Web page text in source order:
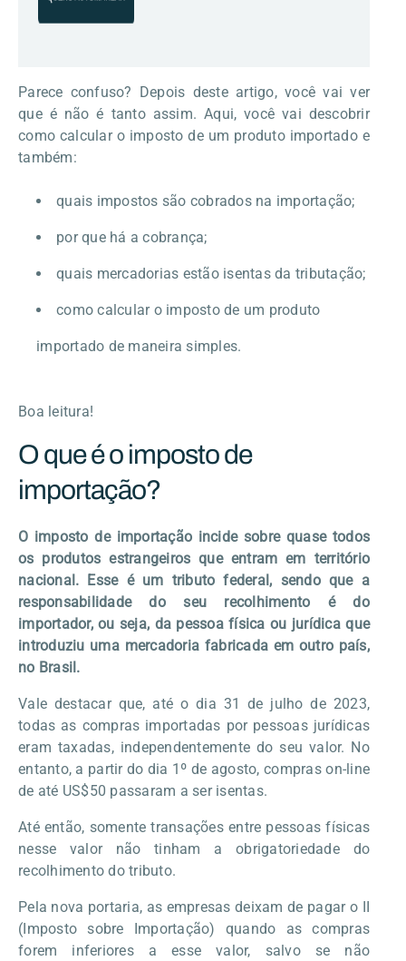
Parece confuso? Depois deste artigo, você vai ver
que é não é tanto assim. Aqui, você vai descobrir
como calcular o imposto de um produto importado e
também:
quais impostos são cobrados na importação;
por que há a cobrança;
quais mercadorias estão isentas da tributação;
como calcular o imposto de um produto
importado de maneira simples.
Boa leitura!
O que é o imposto de
importação?
O imposto de importação incide sobre quase todos
os produtos estrangeiros que entram em território
nacional. Esse é um tributo federal, sendo que a
responsabilidade do seu recolhimento é do
importador, ou seja, da pessoa física ou jurídica que
introduziu uma mercadoria fabricada em outro país,
no Brasil.
Vale destacar que, até o dia 31 de julho de 2023,
todas as compras importadas por pessoas jurídicas
eram taxadas, independentemente do seu valor. No
entanto, a partir do dia 1 º de agosto, compras on-line
de até US$50 passaram a ser isentas.
Até então, somente transações entre pessoas físicas
nesse valor não tinham a obrigatoriedade do
recolhimento do tributo.
Pela nova portaria, as empresas deixam de pagar o II
(Imposto sobre Importação) quando as compras
forem inferiores a esse valor, salvo se não